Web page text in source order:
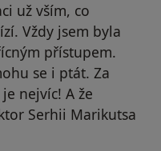
už vším, co
Vždy jsem byla
přístupem.
se i ptát. Za
nejvíc! A že
Serhii Marikutsa